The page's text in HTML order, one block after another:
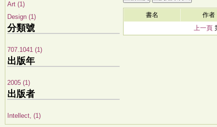
Art (1)
Design (1)
分類號
707.1041 (1)
出版年
2005 (1)
出版者
Intellect, (1)
書名
作者
上一頁